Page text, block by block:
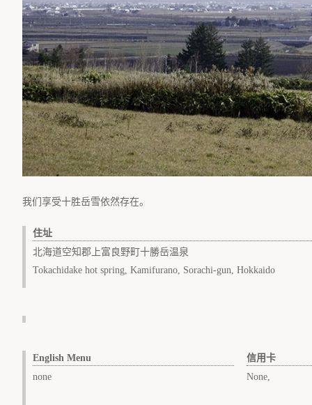
我们享受十胜岳雪依然存在。
住址
北海道空知郡上富良野町十勝岳温泉
Tokachidake hot spring, Kamifurano, Sorachi-gun, Hokkaido
English Menu
none
信用卡
None,